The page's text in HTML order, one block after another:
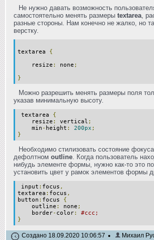
Не нужно давать возможность
самостоятельно менять размеры textarea,
разные стороны. Нам конечно не жалко, но
верстку.
textarea {
resize : none ;
}
Можно разрешить менять размеры поля
указав минимальную высоту.
textarea {
resize : vertical ;
min - height : 200px ;
}
Необходимо стилизовать состояние
дефолтном outline. Когда пользователь
нибудь элементе формы, нужно как-то это
установить цвет у рамок элементов формы
input : focus ,
textarea : focus ,
button : focus {
outline : none ;
border- color:
#ccc;
}
Создано 18.09.2020 10:06:57 Михаил